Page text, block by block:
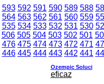
593 592 591 590 589 588
564 563 562 561 560 559
535 534 533 532 531 530
506 505 504 503 502 501
476 475 474 473 472 471
446 445 444 443 442 441
Ozempic Soluci
eficaz